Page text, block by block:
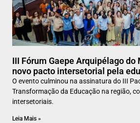
III Fórum Gaepe Arquipélago
novo pacto intersetorial pela
O evento culminou na assinatura do III
Transformação da Educação na região,
intersetoriais.
Leia Mais »